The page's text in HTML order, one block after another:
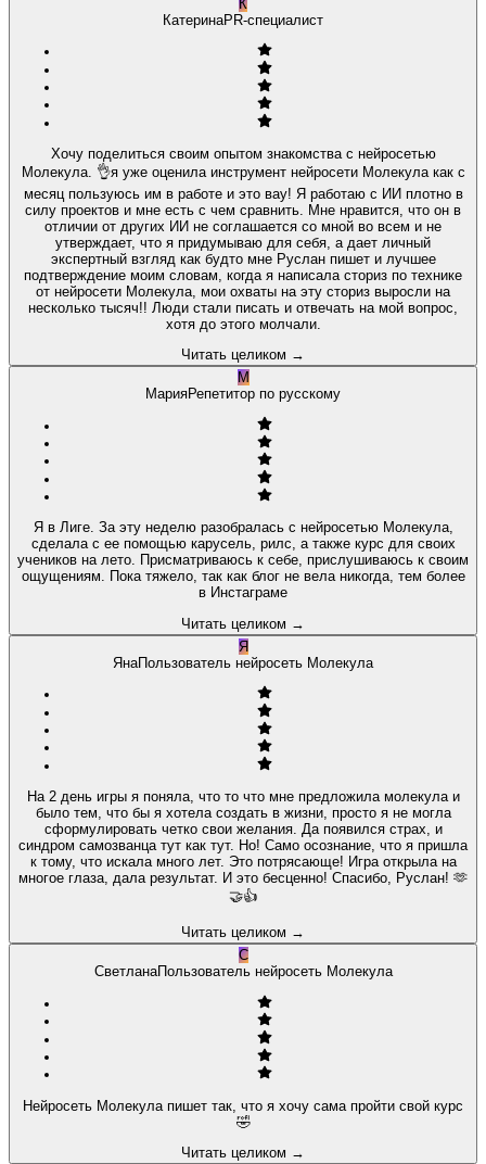
К
КатеринаPR-специалист
Хочу поделиться своим опытом знакомства с нейросетью
Молекула. 👌я уже оценила инструмент нейросети Молекула как с
месяц пользуюсь им в работе и это вау! Я работаю с ИИ плотно в
силу проектов и мне есть с чем сравнить. Мне нравится, что он в
отличии от других ИИ не соглашается со мной во всем и не
утверждает, что я придумываю для себя, а дает личный
экспертный взгляд как будто мне Руслан пишет и лучшее
подтверждение моим словам, когда я написала сториз по технике
от нейросети Молекула, мои охваты на эту сториз выросли на
несколько тысяч!! Люди стали писать и отвечать на мой вопрос,
хотя до этого молчали.
Читать целиком →
М
МарияРепетитор по русскому
Я в Лиге. За эту неделю разобралась с нейросетью Молекула,
сделала с ее помощью карусель, рилс, а также курс для своих
учеников на лето. Присматриваюсь к себе, прислушиваюсь к своим
ощущениям. Пока тяжело, так как блог не вела никогда, тем более
в Инстаграме
Читать целиком →
Я
ЯнаПользователь нейросеть Молекула
На 2 день игры я поняла, что то что мне предложила молекула и
было тем, что бы я хотела создать в жизни, просто я не могла
сформулировать четко свои желания. Да появился страх, и
синдром самозванца тут как тут. Но! Само осознание, что я пришла
к тому, что искала много лет. Это потрясающе! Игра открыла на
многое глаза, дала результат. И это бесценно! Спасибо, Руслан! 🫶
🤝👍
Читать целиком →
С
СветланаПользователь нейросеть Молекула
Нейросеть Молекула пишет так, что я хочу сама пройти свой курс
🤣
Читать целиком →